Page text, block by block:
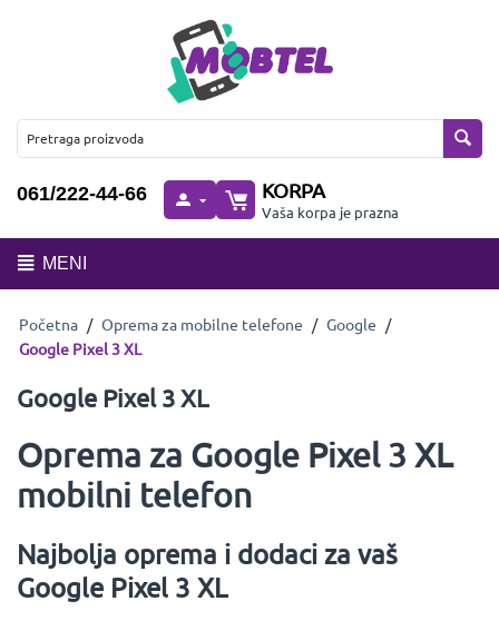
061/222-44-66 KORPA
Vaša korpa je prazna
MENI
Početna / Oprema za mobilne telefone / Google /
Google Pixel 3 XL
Google Pixel 3 XL
Oprema za Google Pixel 3 XL
mobilni telefon
Najbolja oprema i dodaci za vaš
Google Pixel 3 XL